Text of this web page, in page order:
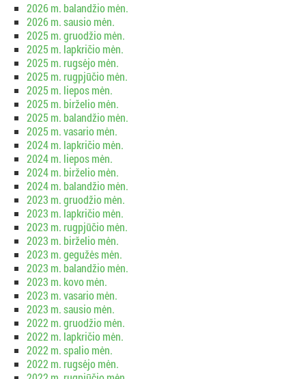
2026 m. balandžio mėn.
2026 m. sausio mėn.
2025 m. gruodžio mėn.
2025 m. lapkričio mėn.
2025 m. rugsėjo mėn.
2025 m. rugpjūčio mėn.
2025 m. liepos mėn.
2025 m. birželio mėn.
2025 m. balandžio mėn.
2025 m. vasario mėn.
2024 m. lapkričio mėn.
2024 m. liepos mėn.
2024 m. birželio mėn.
2024 m. balandžio mėn.
2023 m. gruodžio mėn.
2023 m. lapkričio mėn.
2023 m. rugpjūčio mėn.
2023 m. birželio mėn.
2023 m. gegužės mėn.
2023 m. balandžio mėn.
2023 m. kovo mėn.
2023 m. vasario mėn.
2023 m. sausio mėn.
2022 m. gruodžio mėn.
2022 m. lapkričio mėn.
2022 m. spalio mėn.
2022 m. rugsėjo mėn.